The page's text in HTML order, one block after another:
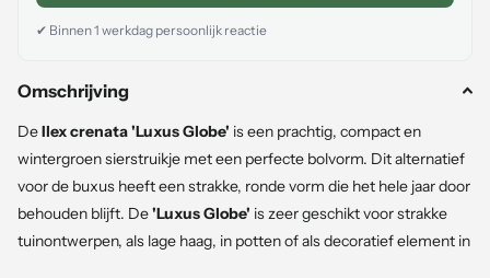
✔ Binnen 1 werkdag persoonlijk reactie
Omschrijving
DeIlex crenata 'Luxus Globe' is een prachtig, compact en
wintergroen sierstruikje met een perfecte bolvorm. Dit alternatief
voor de buxus heeft een strakke, ronde vorm die het hele jaar door
behouden blijft. De'Luxus Globe' is zeer geschikt voor strakke
tuinontwerpen, als lage haag, in potten of als decoratief element in